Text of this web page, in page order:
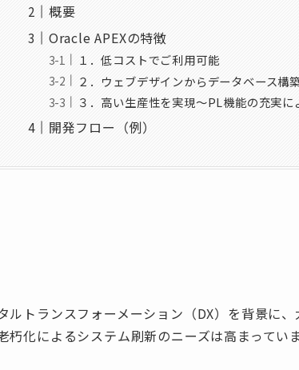
概要
Oracle APEXの特徴
１．低コストでご利用可能
２．ウェブデザインからデータベース構
３．高い生産性を実現〜PL機能の充実
開発フロー（例）
ルトランスフォーメーション（DX）を背景に
朽化によるシステム刷新のニーズは高まっていま